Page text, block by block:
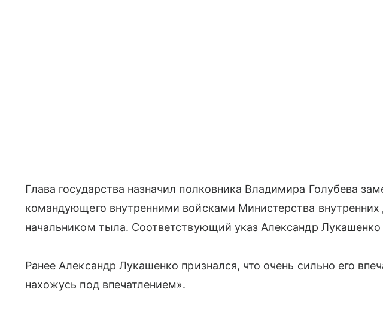
Глава государства назначил полковника Владимира Голубева
командующего внутренними войсками Министерства
начальником тыла. Соответствующий указ Александр Лукашенко
Ранее Александр Лукашенко признался, что очень сильно его
нахожусь под впечатлением».